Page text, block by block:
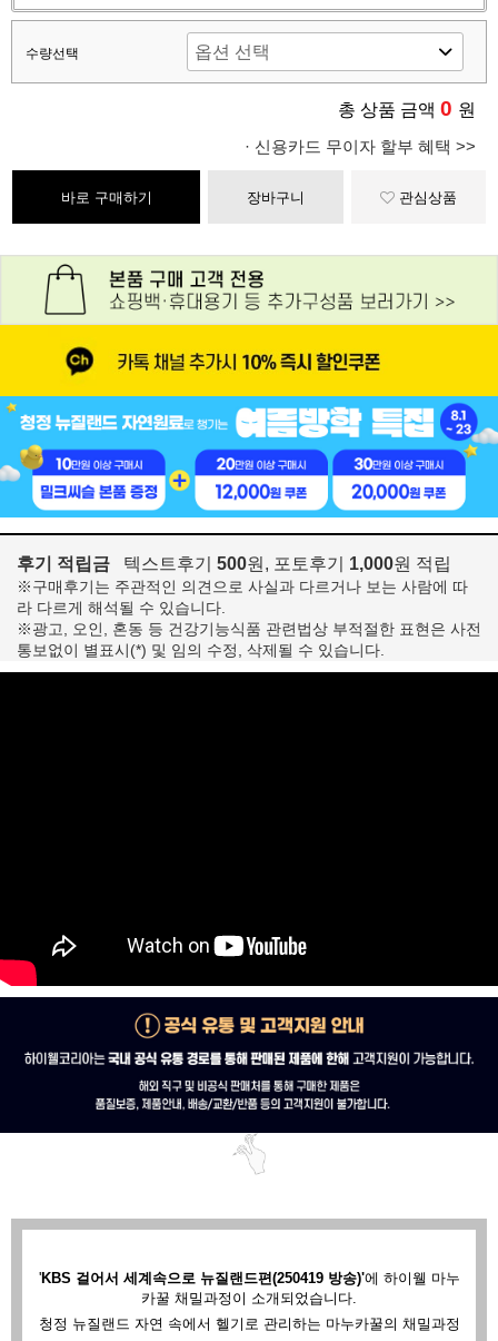
수량선택
총 상품 금액 0 원
· 신용카드 무이자 할부 혜택 >>
바로 구매하기 장바구니 관심상품
후기 적립금 텍스트후기 500원, 포토후기 1,000원 적립
※구매후기는 주관적인 의견으로 사실과 다르거나 보는 사람에 따
라 다르게 해석될 수 있습니다.
※광고, 오인, 혼동 등 건강기능식품 관련법상 부적절한 표현은 사전
통보없이 별표시(*) 및 임의 수정, 삭제될 수 있습니다.
'KBS 걸어서 세계속으로 뉴질랜드편(250419 방송)'에 하이웰 마누
카꿀 채밀과정이 소개되었습니다.
청정 뉴질랜드 자연 속에서 헬기로 관리하는 마누카꿀의 채밀과정